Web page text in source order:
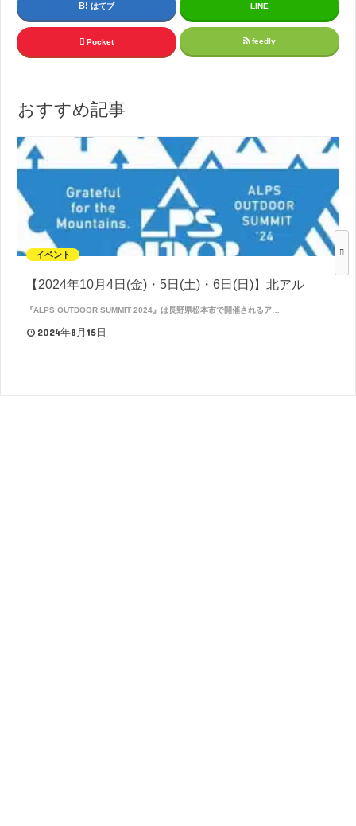
はてブ LINE
Pocket feedly
おすすめ記事
イベント
【2024年10月4日(金)・5日(土)・6日(日)】北アル
『ALPS OUTDOOR SUMMIT 2024』は長野県松本市で開催されるア…
2024年8月15日